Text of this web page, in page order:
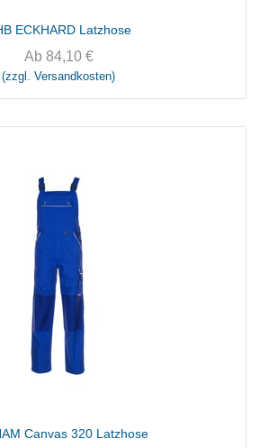
ECKHARD Latzhose
Ab 84,10€
(zzgl. Versandkosten)
Canvas 320 Latzhose